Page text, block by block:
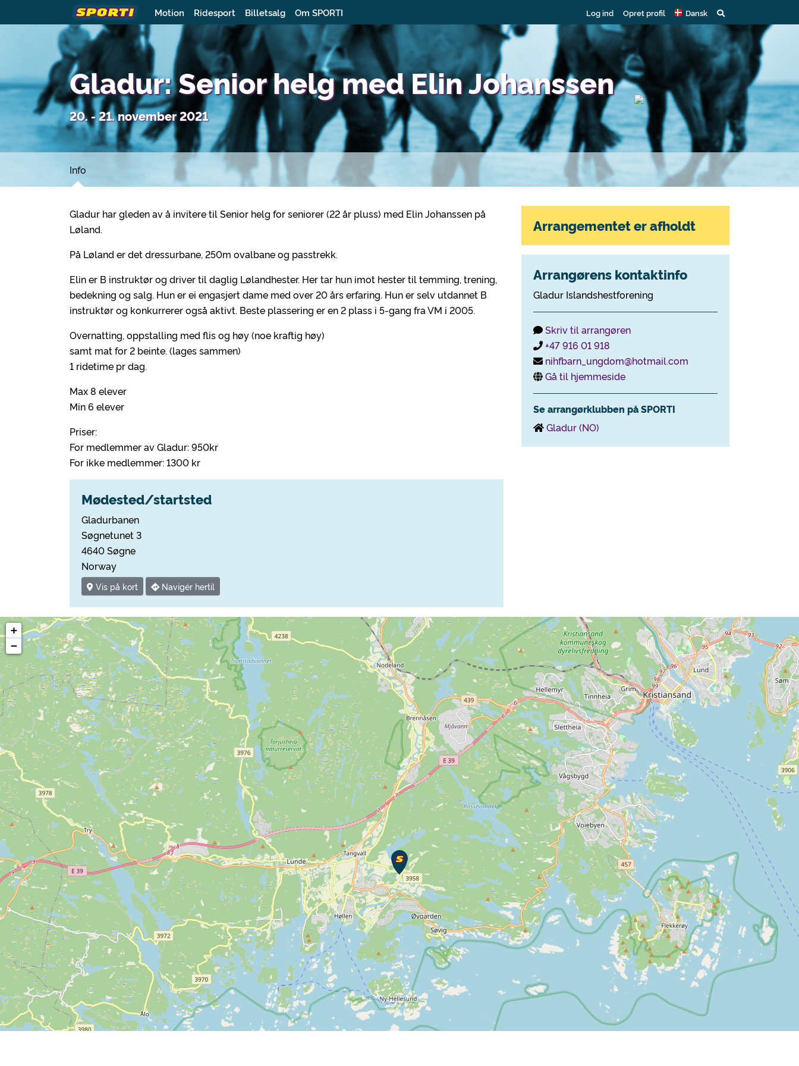
Motion Ridesport Billetsalg Om SPORTI Log ind Opret profil Dansk
Gladur: Senior helg med Elin Johanssen
20. - 21. november 2021
Info
Gladur har gleden av å invitere til Senior helg for seniorer (22 år pluss) med Elin Johanssen på
Løland.
På Løland er det dressurbane, 250m ovalbane og passtrekk.
Elin er B instruktør og driver til daglig Lølandhester. Her tar hun imot hester til temming, trening,
bedekning og salg. Hun er ei engasjert dame med over 20 års erfaring. Hun er selv utdannet B
instruktør og konkurrerer også aktivt. Beste plassering er en 2 plass i 5-gang fra VM i 2005.
Overnatting, oppstalling med flis og høy (noe kraftig høy)
samt mat for 2 beinte. (lages sammen)
1 ridetime pr dag.
Max 8 elever
Min 6 elever
Priser:
For medlemmer av Gladur: 950kr
For ikke medlemmer: 1300 kr
Mødested/startsted
Gladurbanen
Søgnetunet 3
4640 Søgne
Norway
Vis på kort Navigér hertil
Arrangementet er afholdt
Arrangørens kontaktinfo
Gladur Islandshestforening
Skriv til arrangøren
+47 916 01 918
nihfbarn_ungdom@hotmail.com
Gå til hjemmeside
Se arrangørklubben på SPORTI
Gladur (NO)
+
−